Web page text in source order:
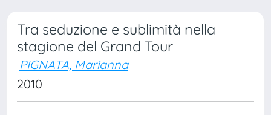
Tra seduzione e sublimità nella
stagione del Grand Tour
PIGNATA, Marianna
2010